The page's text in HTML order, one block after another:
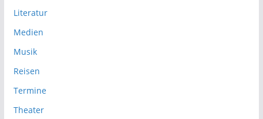
Literatur
Medien
Musik
Reisen
Termine
Theater